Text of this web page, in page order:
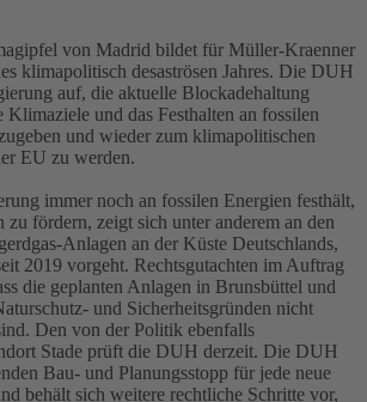
von Madrid bildet für Müller-Kraenner
klimapolitisch desaströsen Jahres. Die DUH
auf, die aktuelle Blockadehaltung
Klimaziele und das Festhalten an fossilen
und wieder zum klimapolitischen
EU zu werden.
immer noch an fossilen Energien festhält,
zu fördern, zeigt sich unter anderem an den
Anlagen an der Küste Deutschlands,
2019 vorgeht. Rechtsgutachten im Auftrag
die geplanten Anlagen in Brunsbüttel und
und Sicherheitsgründen nicht
Den von der Politik ebenfalls
Stade prüft die DUH derzeit. Die DUH
Bau- und Planungsstopp für jede neue
behält sich weitere rechtliche Schritte vor,